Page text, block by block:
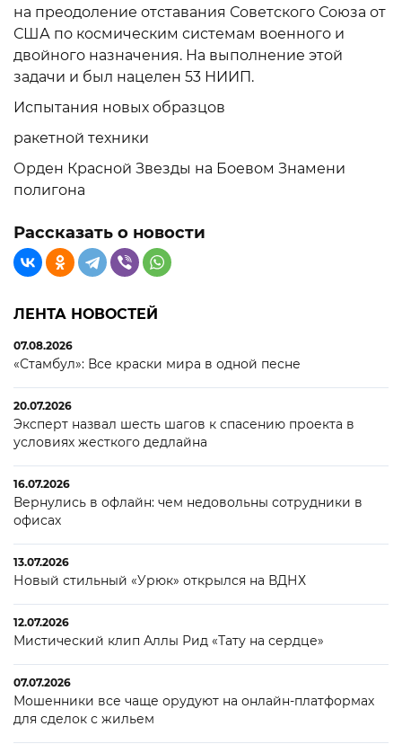
на преодоление отставания Советского Союза от
США по космическим системам военного и
двойного назначения. На выполнение этой
задачи и был нацелен 53 НИИП.
Испытания новых образцов
ракетной техники
Орден Красной Звезды на Боевом Знамени
полигона
Рассказать о новости
ЛЕНТА НОВОСТЕЙ
07.08.2026
«Стамбул»: Все краски мира в одной песне
20.07.2026
Эксперт назвал шесть шагов к спасению проекта в
условиях жесткого дедлайна
16.07.2026
Вернулись в офлайн: чем недовольны сотрудники в
офисах
13.07.2026
Новый стильный «Урюк» открылся на ВДНХ
12.07.2026
Мистический клип Аллы Рид «Тату на сердце»
07.07.2026
Мошенники все чаще орудуют на онлайн-платформах
для сделок с жильем